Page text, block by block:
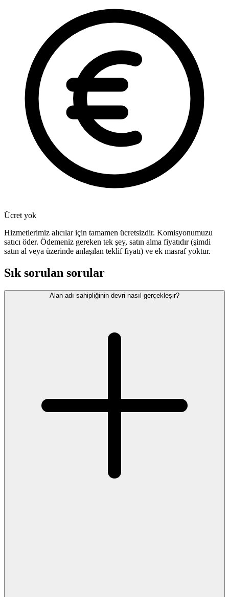
Ücret yok
Hizmetlerimiz alıcılar için tamamen ücretsizdir. Komisyonumuzu
satıcı öder. Ödemeniz gereken tek şey, satın alma fiyatıdır (şimdi
satın al veya üzerinde anlaşılan teklif fiyatı) ve ek masraf yoktur.
Sık sorulan sorular
Alan adı sahipliğinin devri nasıl gerçekleşir?